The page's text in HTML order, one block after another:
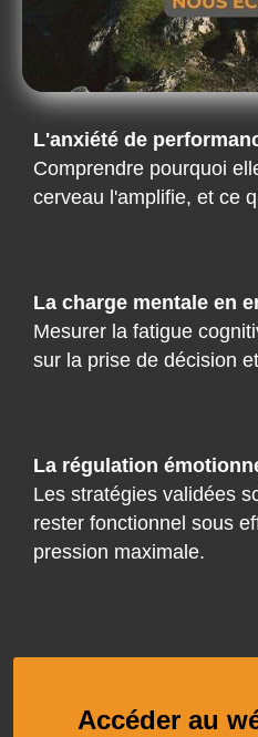
L'anxiété de
Comprendre pourquoi
cerveau l'amplifie, et ce
La charge mentale en
Mesurer la fatigue
sur la prise de décision
La régulation
Les stratégies validées
rester fonctionnel sous
pression maximale.
Accéder au